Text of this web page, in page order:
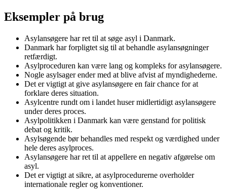
Eksempler på brug
Asylansøgere har ret til at søge asyl i Danmark.
Danmark har forpligtet sig til at behandle asylansøgninger
retfærdigt.
Asylproceduren kan være lang og kompleks for asylansøgere.
Nogle asylsager ender med at blive afvist af myndighederne.
Det er vigtigt at give asylansøgere en fair chance for at
forklare deres situation.
Asylcentre rundt om i landet huser midlertidigt asylansøgere
under deres proces.
Asylpolitikken i Danmark kan være genstand for politisk
debat og kritik.
Asylsøgende bør behandles med respekt og værdighed under
hele deres asylproces.
Asylansøgere har ret til at appellere en negativ afgørelse om
asyl.
Det er vigtigt at sikre, at asylprocedurerne overholder
internationale regler og konventioner.